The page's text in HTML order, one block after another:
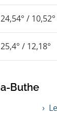
24,54° / 10,52°
25,4° / 12,18°
Buthe